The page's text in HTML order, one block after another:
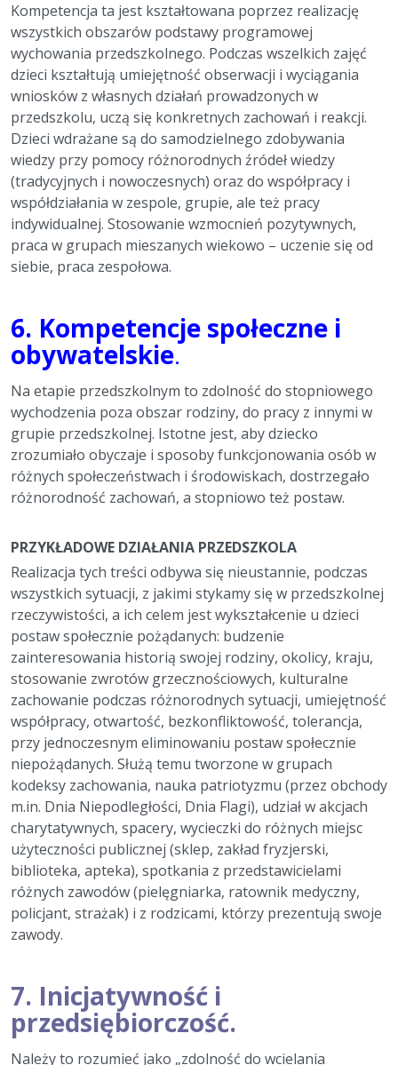
Kompetencja ta jest kształtowana poprzez realizację
wszystkich obszarów podstawy programowej
wychowania przedszkolnego. Podczas wszelkich zajęć
dzieci kształtują umiejętność obserwacji i wyciągania
wniosków z własnych działań prowadzonych w
przedszkolu, uczą się konkretnych zachowań i reakcji.
Dzieci wdrażane są do samodzielnego zdobywania
wiedzy przy pomocy różnorodnych źródeł wiedzy
(tradycyjnych i nowoczesnych) oraz do współpracy i
współdziałania w zespole, grupie, ale też pracy
indywidualnej. Stosowanie wzmocnień pozytywnych,
praca w grupach mieszanych wiekowo – uczenie się od
siebie, praca zespołowa.
6. Kompetencje społeczne i
obywatelskie.
Na etapie przedszkolnym to zdolność do stopniowego
wychodzenia poza obszar rodziny, do pracy z innymi w
grupie przedszkolnej. Istotne jest, aby dziecko
zrozumiało obyczaje i sposoby funkcjonowania osób w
różnych społeczeństwach i środowiskach, dostrzegało
różnorodność zachowań, a stopniowo też postaw.
PRZYKŁADOWE DZIAŁANIA PRZEDSZKOLA
Realizacja tych treści odbywa się nieustannie, podczas
wszystkich sytuacji, z jakimi stykamy się w przedszkolnej
rzeczywistości, a ich celem jest wykształcenie u dzieci
postaw społecznie pożądanych: budzenie
zainteresowania historią swojej rodziny, okolicy, kraju,
stosowanie zwrotów grzecznościowych, kulturalne
zachowanie podczas różnorodnych sytuacji, umiejętność
współpracy, otwartość, bezkonfliktowość, tolerancja,
przy jednoczesnym eliminowaniu postaw społecznie
niepożądanych. Służą temu tworzone w grupach
kodeksy zachowania, nauka patriotyzmu (przez obchody
m.in. Dnia Niepodległości, Dnia Flagi), udział w akcjach
charytatywnych, spacery, wycieczki do różnych miejsc
użyteczności publicznej (sklep, zakład fryzjerski,
biblioteka, apteka), spotkania z przedstawicielami
różnych zawodów (pielęgniarka, ratownik medyczny,
policjant, strażak) i z rodzicami, którzy prezentują swoje
zawody.
7. Inicjatywność i
przedsiębiorczość.
Należy to rozumieć jako „zdolność do wcielania